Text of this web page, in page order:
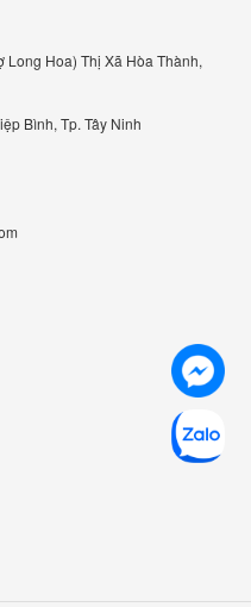
Hoa) Thị Xã Hòa Thành,
Bình, Tp. Tây Ninh